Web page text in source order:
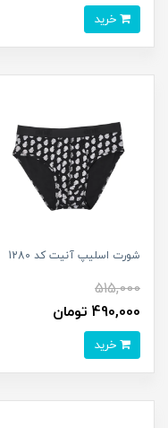
شورت اسلیپ آنیت کد 1280
515,000
490,000 تومان